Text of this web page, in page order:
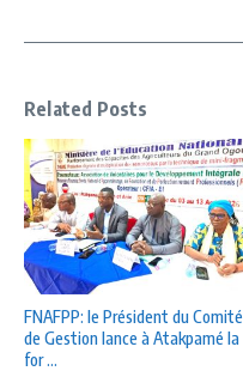
Related Posts
FNAFPP: le Président du Comité
de Gestion lance à Atakpamé la
for ...